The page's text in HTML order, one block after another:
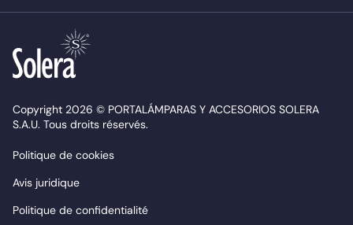
Copyright 2026 © PORTALÁMPARAS Y ACCESORIOS SOLERA
S.A.U. Tous droits réservés.
Politique de cookies
Avis juridique
Politique de confidentialité